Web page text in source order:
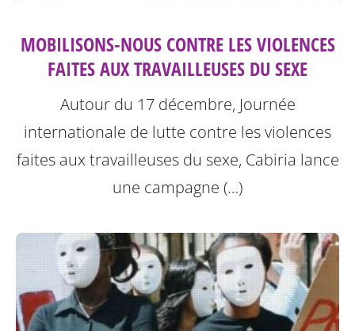
MOBILISONS-NOUS CONTRE LES VIOLENCES
FAITES AUX TRAVAILLEUSES DU SEXE
Autour du 17 décembre, Journée
internationale de lutte contre les violences
faites aux travailleuses du sexe, Cabiria lance
une campagne (…)